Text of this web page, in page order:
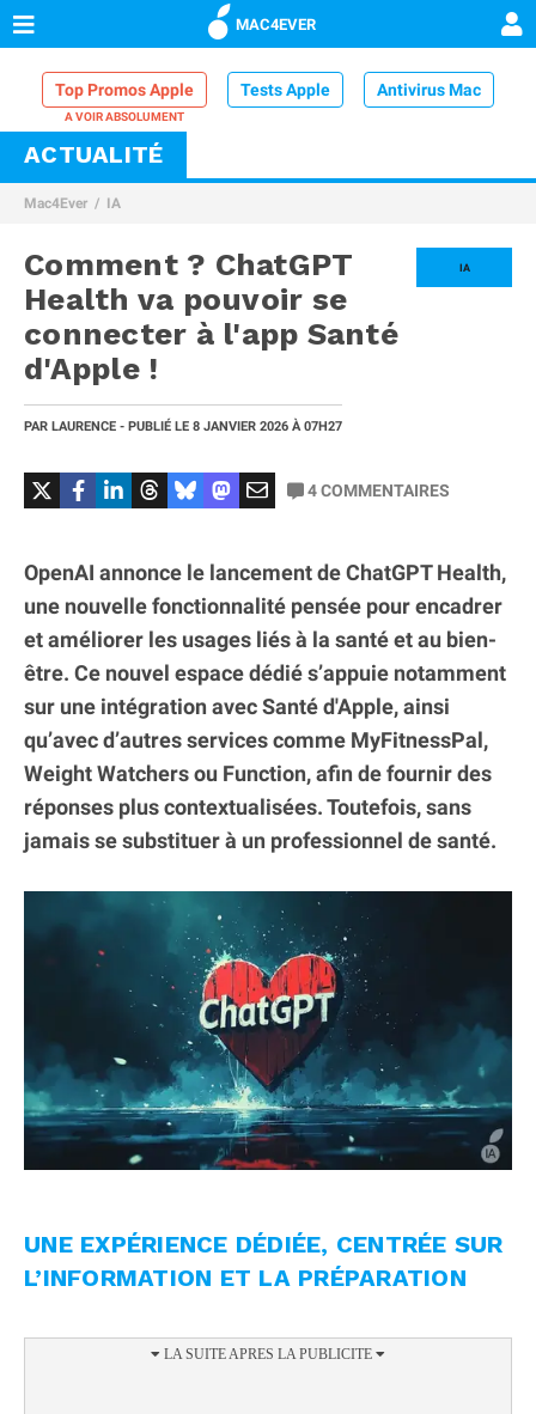
MAC4EVER
Top Promos Apple Tests Apple Antivirus Mac
VPN Mac
Comparatif iPhone
ACTUALITÉ
Mac4Ever IA
IA
Comment ? ChatGPT
Health va pouvoir se
connecter à l'app Santé
d'Apple !
PAR LAURENCE - PUBLIÉ LE 8 JANVIER 2026 À 07H27
4COMMENTAIRES
OpenAI annonce le lancement de ChatGPT Health,
une nouvelle fonctionnalité pensée pour encadrer
et améliorer les usages liés à la santé et au bien-
être. Ce nouvel espace dédié s’appuie notamment
sur une intégration avec Santé d'Apple, ainsi
qu’avec d’autres services comme MyFitnessPal,
Weight Watchers ou Function, afin de fournir des
réponses plus contextualisées. Toutefois, sans
jamais se substituer à un professionnel de santé.
UNE EXPÉRIENCE DÉDIÉE, CENTRÉE SUR
L’INFORMATION ET LA PRÉPARATION